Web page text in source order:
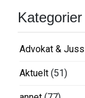
Kategorier
Advokat & Juss
Aktuelt (51)